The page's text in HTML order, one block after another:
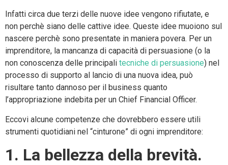
Infatti circa due terzi delle nuove idee vengono rifiutate, e
non perchè siano delle cattive idee. Queste idee muoiono sul
nascere perchè sono presentate in maniera povera. Per un
imprenditore, la mancanza di capacità di persuasione (o la
non conoscenza delle principali tecniche di persuasione) nel
processo di supporto al lancio di una nuova idea, può
risultare tanto dannoso per il business quanto
l’appropriazione indebita per un Chief Financial Officer.
Eccovi alcune competenze che dovrebbero essere utili
strumenti quotidiani nel “cinturone” di ogni imprenditore:
1. La bellezza della brevità.